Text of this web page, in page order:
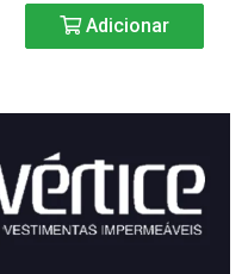
Adicionar